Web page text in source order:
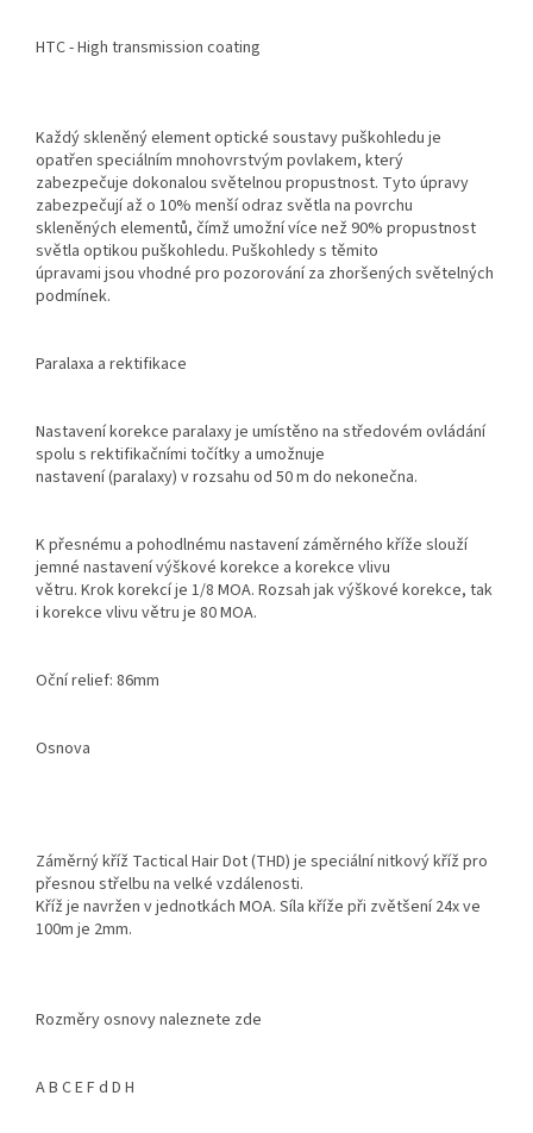
HTC - High transmission coating
Každý skleněný element optické soustavy puškohledu je
opatřen speciálním mnohovrstvým povlakem, který
zabezpečuje dokonalou světelnou propustnost. Tyto úpravy
zabezpečují až o 10% menší odraz světla na povrchu
skleněných elementů, čímž umožní více než 90% propustnost
světla optikou puškohledu. Puškohledy s těmito
úpravami jsou vhodné pro pozorování za zhoršených světelných
podmínek.
Paralaxa a rektifikace
Nastavení korekce paralaxy je umístěno na středovém ovládání
spolu s rektifikačními točítky a umožnuje
nastavení (paralaxy) v rozsahu od 50 m do nekonečna.
K přesnému a pohodlnému nastavení záměrného kříže slouží
jemné nastavení výškové korekce a korekce vlivu
větru. Krok korekcí je 1/8 MOA. Rozsah jak výškové korekce, tak
i korekce vlivu větru je 80 MOA.
Oční relief: 86mm
Osnova
Záměrný kříž Tactical Hair Dot (THD) je speciální nitkový kříž pro
přesnou střelbu na velké vzdálenosti.
Kříž je navržen v jednotkách MOA. Síla kříže při zvětšení 24x ve
100m je 2mm.
Rozměry osnovy naleznete zde
A B C E F d D H